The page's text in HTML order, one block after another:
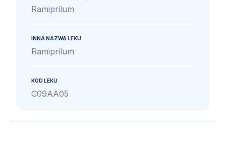
Ramiprilum
INNA NAZWA LEKU
Ramiprilum
KOD LEKU
C09AA05